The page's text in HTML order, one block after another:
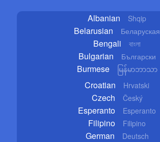
Albanian Shqip
Belarusian Беларуская
Bengali বাংলা
Bulgarian Български
Burmese မြန်မာဘာသာ
Croatian Hrvatski
Czech Český
Esperanto Esperanto
Filipino Filipino
German Deutsch